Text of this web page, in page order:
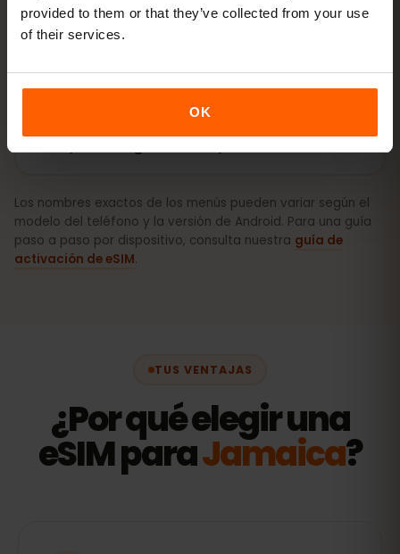
provided to them or that they’ve collected from your use
of their services.
OK
Cómo activar la eSIM en Android
Los nombres exactos de los menús pueden variar según el
modelo del teléfono y la versión de Android. Para una guía
paso a paso por dispositivo, consulta nuestra guía de
activación de eSIM.
TUS VENTAJAS
¿Por qué elegir una
eSIM paraJamaica?